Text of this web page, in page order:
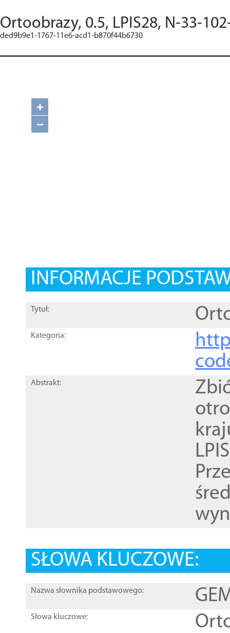
Ortoobrazy, 0.5, LPIS28, N-33-
ded9b9e1-1767-11e6-acd1-b870f44b6730
+
−
INFORMACJE
Tytuł:
Kategoria:
Abstrakt:
SŁOWA KLUCZOWE:
Nazwa słownika podstawowego:
Słowa kluczowe: